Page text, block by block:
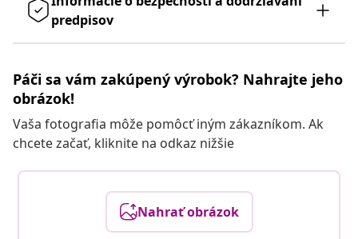
predpisov
Páči sa vám zakúpený výrobok? Nahrajte jeho
obrázok!
Vaša fotografia môže pomôcť iným zákazníkom. Ak
chcete začať, kliknite na odkaz nižšie
Nahrať obrázok